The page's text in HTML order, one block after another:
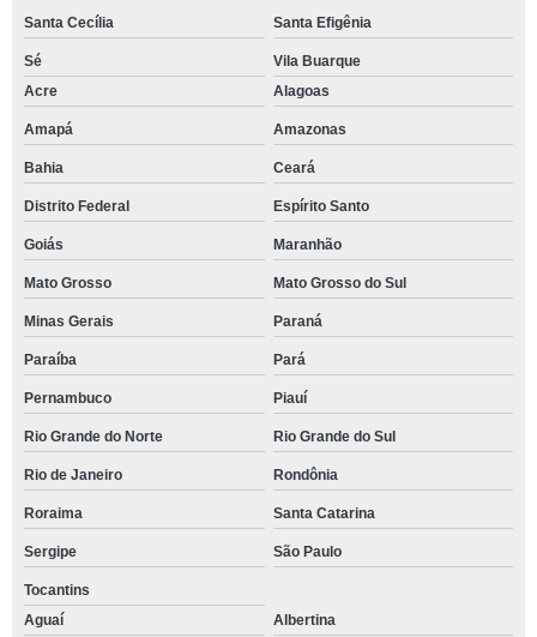
Santa Cecília Santa Efigênia
Sé
Vila Buarque
Acre
Alagoas
Amapá Amazonas
Bahia Ceará
Distrito Federal Espírito Santo
Goiás Maranhão
Mato Grosso Mato Grosso do Sul
Minas Gerais Paraná
Paraíba Pará
Pernambuco Piauí
Rio Grande do Norte Rio Grande do Sul
Rio de Janeiro Rondônia
Roraima Santa Catarina
Sergipe São Paulo
Tocantins
Aguaí
Albertina